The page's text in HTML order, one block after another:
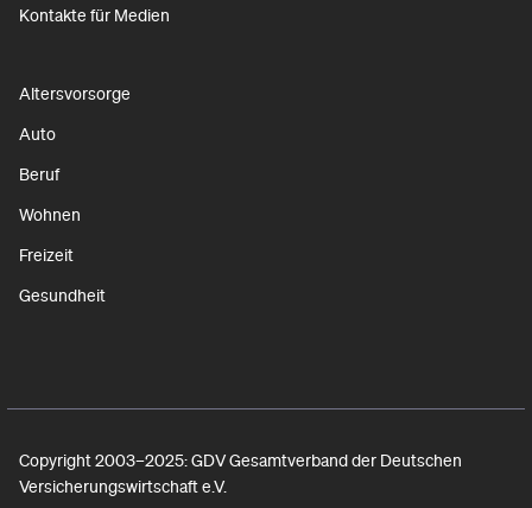
Kontakte für Medien
Altersvorsorge
Auto
Beruf
Wohnen
Freizeit
Gesundheit
Copyright 2003–2025: GDV Gesamtverband der Deutschen
Versicherungswirtschaft e.V.